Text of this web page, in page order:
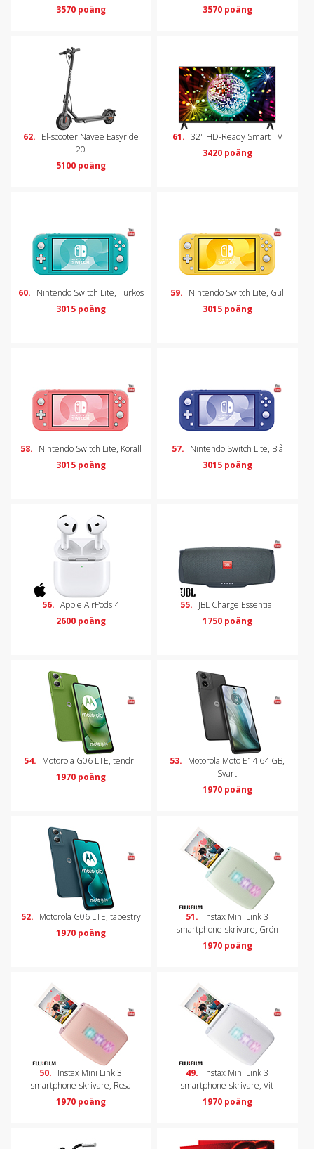
3570 poäng
3570 poäng
62. El-scooter Navee Easyride
20
5100 poäng
61. 32" HD-Ready Smart TV
3420 poäng
60. Nintendo Switch Lite, Turkos
3015 poäng
59. Nintendo Switch Lite, Gul
3015 poäng
58. Nintendo Switch Lite, Korall
3015 poäng
57. Nintendo Switch Lite, Blå
3015 poäng
56. Apple AirPods 4
2600 poäng
55. JBL Charge Essential
1750 poäng
54. Motorola G06 LTE, tendril
1970 poäng
53. Motorola Moto E14 64 GB,
Svart
1970 poäng
52. Motorola G06 LTE, tapestry
1970 poäng
51. Instax Mini Link 3
smartphone-skrivare, Grön
1970 poäng
50. Instax Mini Link 3
smartphone-skrivare, Rosa
1970 poäng
49. Instax Mini Link 3
smartphone-skrivare, Vit
1970 poäng